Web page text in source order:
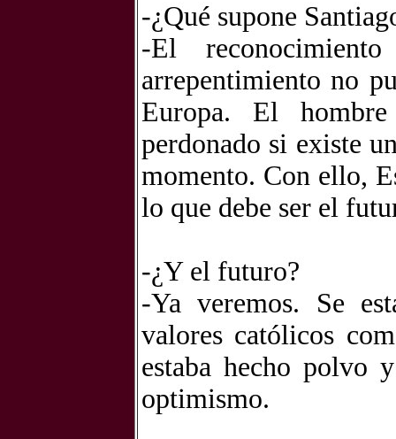
-¿Qué supone
-El
arrepentimiento no
Europa. El
perdonado si existe
momento. Con ello,
lo que debe ser el
-¿Y el futuro?
-Ya veremos. Se
valores católicos
estaba hecho polvo
optimismo.